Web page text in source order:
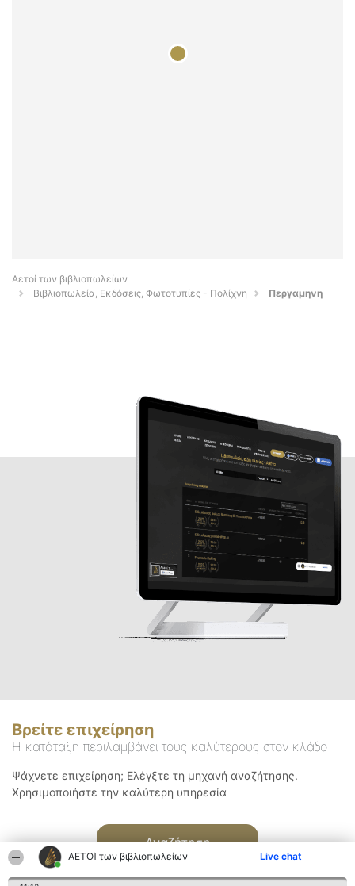
ΑΕΤΟΊ των βιβλιοπωλείων Live chat
Αετοί των βιβλιοπωλείων
Βιβλιοπωλεία, Εκδόσεις, Φωτοτυπίες - Πολίχνη
Περγαμηνη
Βρείτε επιχείρηση
Η κατάταξη περιλαμβάνει τους καλύτερους στον κλάδο
Ψάχνετε επιχείρηση; Ελέγξτε τη μηχανή αναζήτησης.
Χρησιμοποιήστε την καλύτερη υπηρεσία
Αναζήτηση